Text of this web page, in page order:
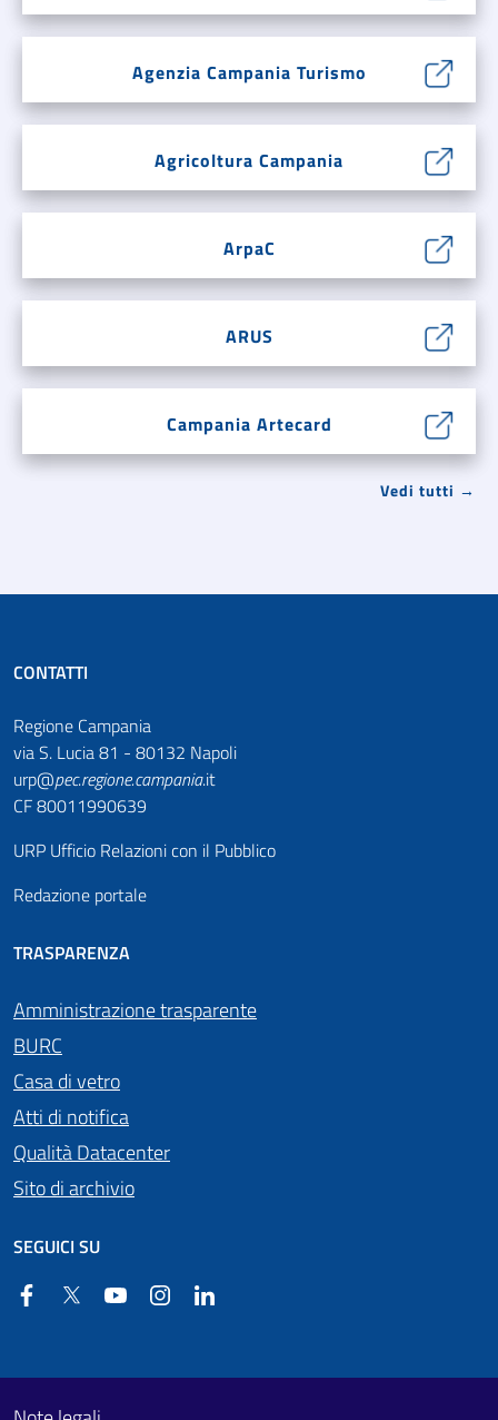
Agenzia Campania Turismo
Agricoltura Campania
ArpaC
ARUS
Campania Artecard
Vedi tutti →
CONTATTI
Regione Campania
via S. Lucia 81 - 80132 Napoli
urp@pec.regione.campania.it
CF 80011990639
URP Ufficio Relazioni con il Pubblico
Redazione portale
TRASPARENZA
Amministrazione trasparente
BURC
Casa di vetro
Atti di notifica
Qualità Datacenter
Sito di archivio
SEGUICI SU
FacebookTwitter YouTube Instagram
Footer First
Useful links section